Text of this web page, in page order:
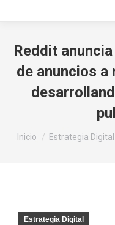
Reddit
de anuncios
Estás aquí:
Inicio Estrategia Digital
Estrategia Digital